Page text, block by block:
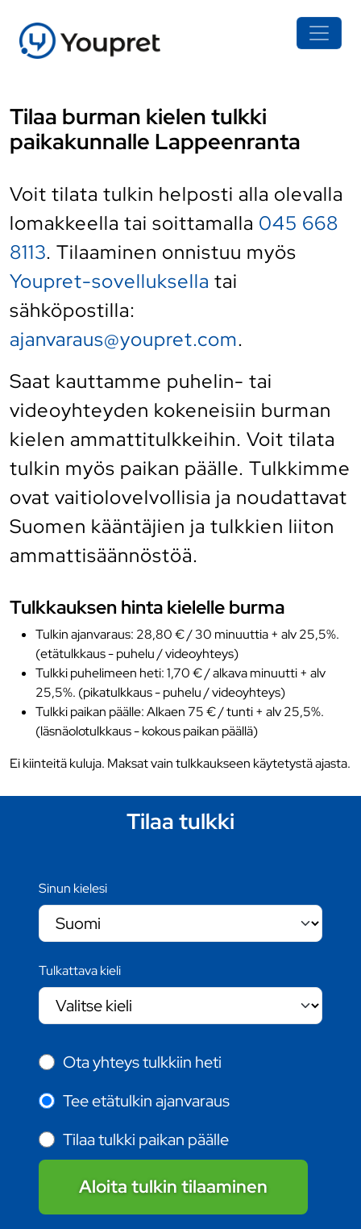
Tilaa burman kielen tulkki
paikakunnalle Lappeenranta
Voit tilata tulkin helposti alla olevalla
lomakkeella tai soittamalla 045 668
8113. Tilaaminen onnistuu myös
Youpret-sovelluksella tai
sähköpostilla:
ajanvaraus@youpret.com.
Saat kauttamme puhelin- tai
videoyhteyden kokeneisiin burman
kielen ammattitulkkeihin. Voit tilata
tulkin myös paikan päälle. Tulkkimme
ovat vaitiolovelvollisia ja noudattavat
Suomen kääntäjien ja tulkkien liiton
ammattisäännöstöä.
Tulkkauksen hinta kielelle burma
Tulkin ajanvaraus: 28,80 € / 30 minuuttia + alv 25,5%.
(etätulkkaus - puhelu / videoyhteys)
Tulkki puhelimeen heti: 1,70 € / alkava minuutti + alv
25,5%. (pikatulkkaus - puhelu / videoyhteys)
Tulkki paikan päälle: Alkaen 75 € / tunti + alv 25,5%.
(läsnäolotulkkaus - kokous paikan päällä)
Ei kiinteitä kuluja. Maksat vain tulkkaukseen käytetystä ajasta.
Tilaa tulkki
Sinun kielesi
Tulkattava kieli
Ota yhteys tulkkiin heti
Tee etätulkin ajanvaraus
Tilaa tulkki paikan päälle
Aloita tulkin tilaaminen